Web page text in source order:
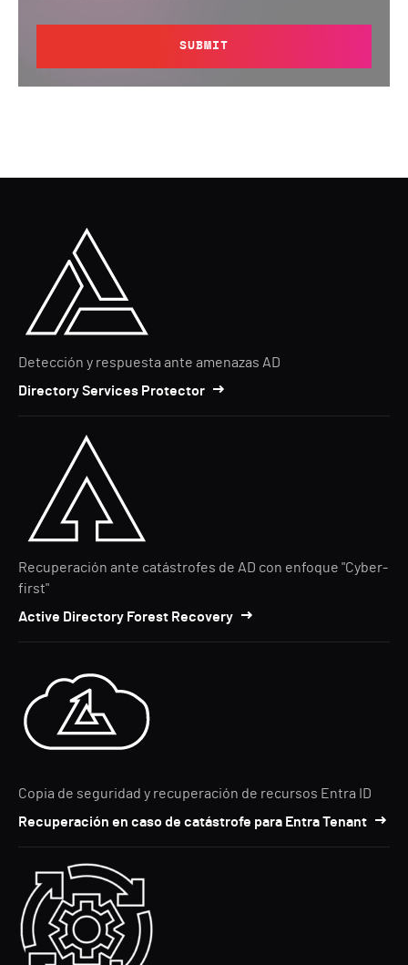
SUBMIT
Detección y respuesta ante amenazas AD
Directory Services Protector
Recuperación ante catástrofes de AD con enfoque "Cyber-
first"
Active Directory Forest Recovery
Copia de seguridad y recuperación de recursos Entra ID
Recuperación en caso de catástrofe para Entra Tenant